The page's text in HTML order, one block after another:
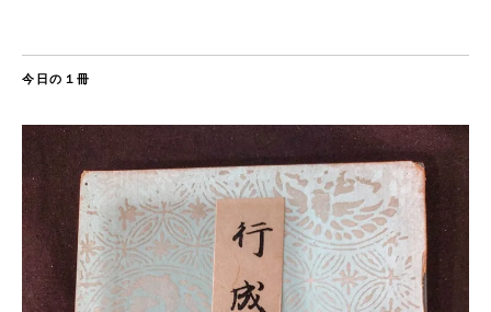
今日の１冊